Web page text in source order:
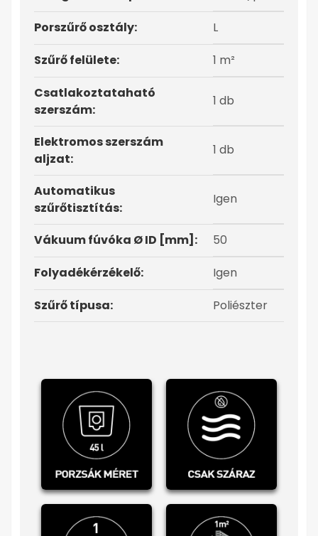
Porszűrő osztály:
L
Szűrő felülete:
1 m²
Csatlakoztataható
szerszám:
1 db
Elektromos szerszám
aljzat:
1 db
Automatikus
szűrőtisztítás:
Igen
Vákuum fúvóka Ø ID [mm]:
50
Folyadékérzékelő:
Igen
Szűrő típusa:
Poliészter